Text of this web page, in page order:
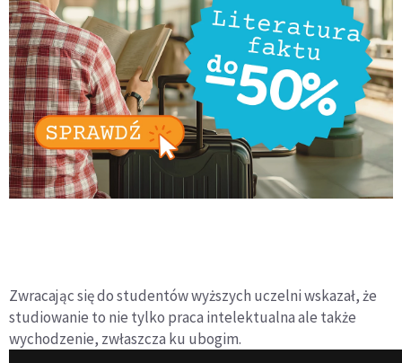
Zwracając się do studentów wyższych uczelni wskazał, że
studiowanie to nie tylko praca intelektualna ale także
wychodzenie, zwłaszcza ku ubogim.